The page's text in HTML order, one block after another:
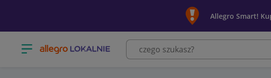
Allegro Smart!
Otwórz menu z kategoriami